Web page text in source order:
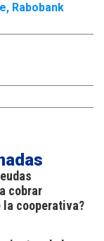
, Rabobank
cobrar
la cooperativa?